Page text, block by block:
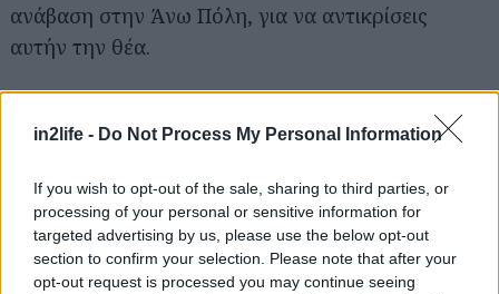
in2life - Do Not Process My Personal Information
If you wish to opt-out of the sale, sharing to third parties, or
processing of your personal or sensitive information for
targeted advertising by us, please use the below opt-out
section to confirm your selection. Please note that after your
opt-out request is processed you may continue seeing
ανάβαση στην Άνω Πόλη, για να αντικρίσεις
αυτήν την θέα.